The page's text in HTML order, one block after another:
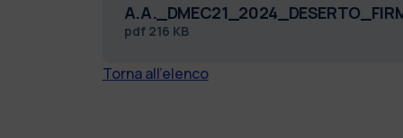
pdf 216 KB
Torna all'elenco